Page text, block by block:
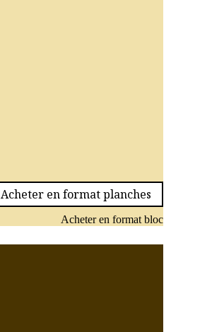
Acheter en format planches
Acheter en format bloc